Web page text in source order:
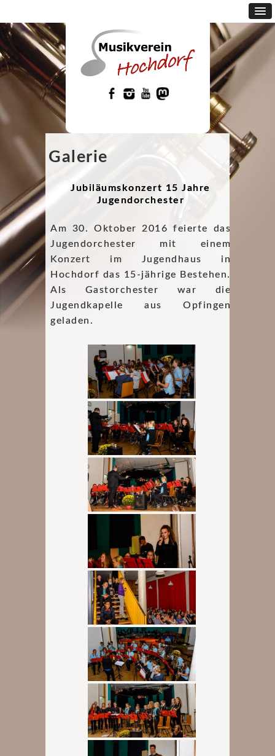
Galerie
Jubiläumskonzert 15 Jahre
Jugendorchester
Am 30. Oktober 2016 feierte das
Jugendorchester mit einem
Konzert im Jugendhaus in
Hochdorf das 15-jährige Bestehen.
Als Gastorchester war die
Jugendkapelle aus Opfingen
geladen.